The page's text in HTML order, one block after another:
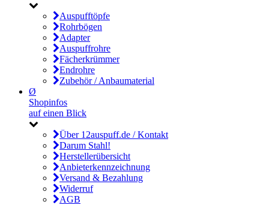
Auspufftöpfe
Rohrbögen
Adapter
Auspuffrohre
Fächerkrümmer
Endrohre
Zubehör / Anbaumaterial
Ø
Shopinfos
auf einen Blick
Über 12auspuff.de / Kontakt
Darum Stahl!
Herstellerübersicht
Anbieterkennzeichnung
Versand & Bezahlung
Widerruf
AGB